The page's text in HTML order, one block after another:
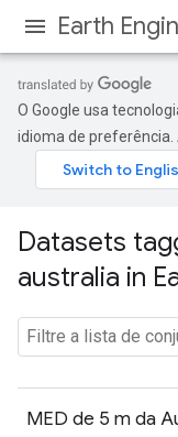
Earth
O Google usa
idioma de preferência.
Datasets
australia in
MED de 5 m da